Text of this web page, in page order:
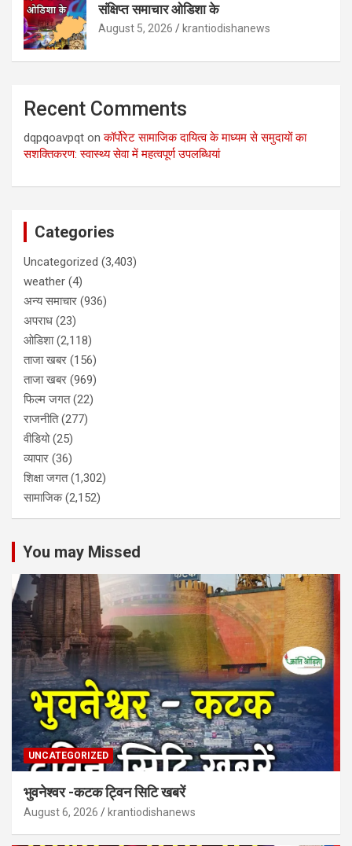
संक्षिप्त समाचार ओडिशा के
August 5, 2026 krantiodishanews
Recent Comments
dqpqoavpqt onकॉर्पोरेट सामाजिक दायित्व के माध्यम से समुदायों का
सशक्तिकरण: स्वास्थ्य सेवा में महत्वपूर्ण उपलब्धियां
Categories
Uncategorized (3,403)
weather (4)
अन्य समाचार (936)
अपराध (23)
ओडिशा(2,118)
ताजा खबर (156)
ताजा खबर (969)
फिल्म जगत(22)
राजनीति(277)
वीडियो(25)
व्यापार (36)
शिक्षा जगत(1,302)
सामाजिक(2,152)
You may Missed
UNCATEGORIZED
भुवनेश्वर -कटक ट्विन सिटि खबरें
August 6, 2026 krantiodishanews